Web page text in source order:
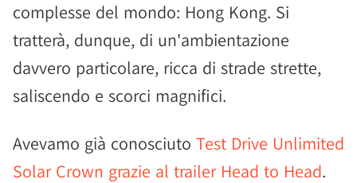
complesse del mondo: Hong Kong. Si
tratterà, dunque, di un'ambientazione
davvero particolare, ricca di strade strette,
saliscendo e scorci magnifici.
Avevamo già conosciuto Test Drive Unlimited
Solar Crown grazie al trailer Head to Head.